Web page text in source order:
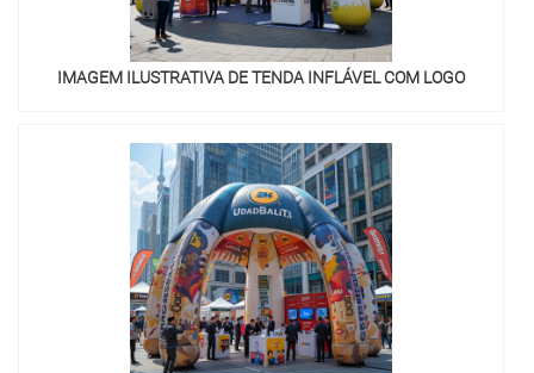
montagem e desmontagem. Durabilidade: Feitas com
materiais resistentes para uso frequente. Impacto
visual: Garantem destaque em meio a qualquer
funcionalidade e impacto visual!
IMAGEM ILUSTRATIVA DE TENDA INFLÁVEL COM LOGO